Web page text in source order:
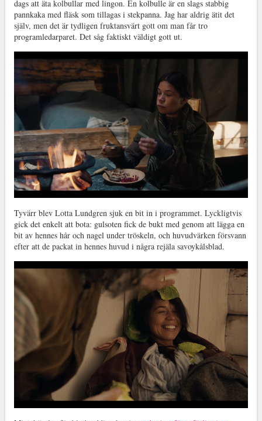
dags att äta kolbullar med lingon. En kolbulle är en slags stabbig
pannkaka med fläsk som tillagas i stekpanna. Jag har aldrig ätit det
själv, men det är tydligen fruktansvärt gott om man får tro
programledarparet. Det såg faktiskt väldigt gott ut.
Tyvärr blev Lotta Lundgren sjuk en bit in i programmet. Lyckligtvis
gick det enkelt att bota: gulsoten fick de bukt med genom att lägga en
bit av hennes hår och nagel under tröskeln, och huvudvärken försvann
efter att de packat in hennes huvud i några rejäla savoykålsblad.